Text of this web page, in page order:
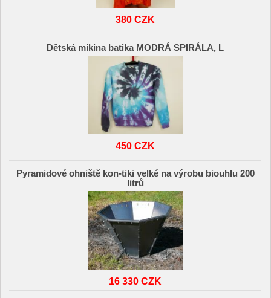
380 CZK
Dětská mikina batika MODRÁ SPIRÁLA, L
450 CZK
Pyramidové ohniště kon-tiki velké na výrobu biouhlu 200
litrů
16 330 CZK